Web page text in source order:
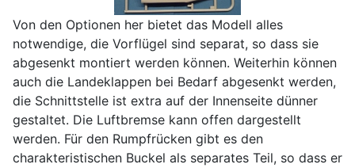
Von den Optionen her bietet das Modell alles
notwendige, die Vorflügel sind separat, so dass sie
abgesenkt montiert werden können. Weiterhin können
auch die Landeklappen bei Bedarf abgesenkt werden,
die Schnittstelle ist extra auf der Innenseite dünner
gestaltet. Die Luftbremse kann offen dargestellt
werden. Für den Rumpfrücken gibt es den
charakteristischen Buckel als separates Teil, so dass er